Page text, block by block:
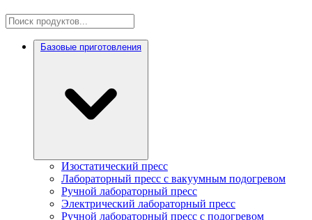
Базовые приготовления
Изостатический пресс
Лабораторный пресс с вакуумным подогревом
Ручной лабораторный пресс
Электрический лабораторный пресс
Ручной лабораторный пресс с подогревом